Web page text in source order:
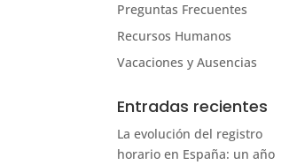
Preguntas Frecuentes
Recursos Humanos
Vacaciones y Ausencias
Entradas recientes
La evolución del registro
horario en España: un año